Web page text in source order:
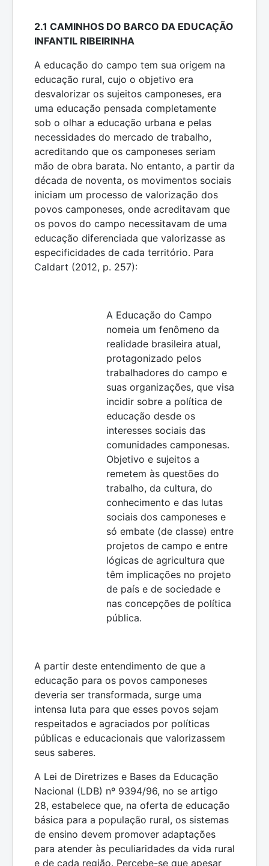
2.1 CAMINHOS DO BARCO DA EDUCAÇÃO
INFANTIL RIBEIRINHA
A educação do campo tem sua origem na
educação rural, cujo o objetivo era
desvalorizar os sujeitos camponeses, era
uma educação pensada completamente
sob o olhar a educação urbana e pelas
necessidades do mercado de trabalho,
acreditando que os camponeses seriam
mão de obra barata. No entanto, a partir da
década de noventa, os movimentos sociais
iniciam um processo de valorização dos
povos camponeses, onde acreditavam que
os povos do campo necessitavam de uma
educação diferenciada que valorizasse as
especificidades de cada território. Para
Caldart (2012, p. 257):
A Educação do Campo
nomeia um fenômeno da
realidade brasileira atual,
protagonizado pelos
trabalhadores do campo e
suas organizações, que visa
incidir sobre a política de
educação desde os
interesses sociais das
comunidades camponesas.
Objetivo e sujeitos a
remetem às questões do
trabalho, da cultura, do
conhecimento e das lutas
sociais dos camponeses e
só embate (de classe) entre
projetos de campo e entre
lógicas de agricultura que
têm implicações no projeto
de país e de sociedade e
nas concepções de política
pública.
A partir deste entendimento de que a
educação para os povos camponeses
deveria ser transformada, surge uma
intensa luta para que esses povos sejam
respeitados e agraciados por políticas
públicas e educacionais que valorizassem
seus saberes.
A Lei de Diretrizes e Bases da Educação
Nacional (LDB) nº 9394/96, no se artigo
28, estabelece que, na oferta de educação
básica para a população rural, os sistemas
de ensino devem promover adaptações
para atender às peculiaridades da vida rural
e de cada região. Percebe-se que apesar